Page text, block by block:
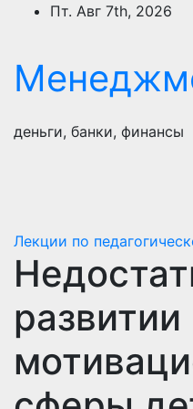
ПерейтиПт. Авг 7th, 2026
деньги, банки, финансы
Лекции по
развитии